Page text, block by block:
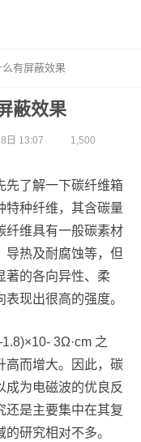
有屏蔽效果
蔽效果
日 13:07 1,500
先了解一下碳纤维箱
特种纤维，其含碳量
纤维具有一般碳素材
导热及耐腐蚀等，但
著的各向异性、柔
现出很高的强度。
3Ω·cm 之
高而增大。因此，碳
成为电磁波的优良反
还是主要集中在其复
研究相对不多。